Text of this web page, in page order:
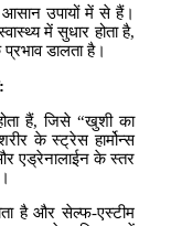
आसान उपायों में से हैं।
में सुधार होता है,
डालता है।
:
हैं, जिसे “खुशी का
के स्ट्रेस हार्मोन्स
एड्रेनालाईन के स्तर
है और सेल्फ-एस्टीम